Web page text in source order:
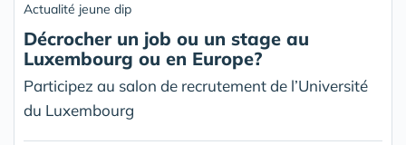
Actualité jeune dip
Décrocher un job ou un stage au
Luxembourg ou en Europe?
Participez au salon de recrutement de l’Université
du Luxembourg